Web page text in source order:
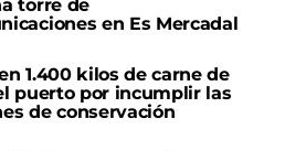
torre de
en Es Mercadal
1.400 kilos de carne de
puerto por incumplir las
de conservación